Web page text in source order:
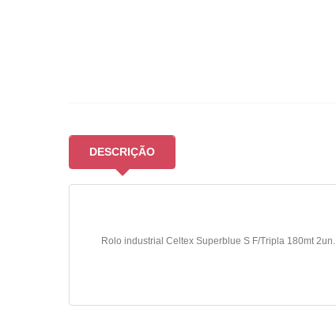
DESCRIÇÃO
Rolo industrial Celtex Superblue S F/Tripla 180mt 2un.